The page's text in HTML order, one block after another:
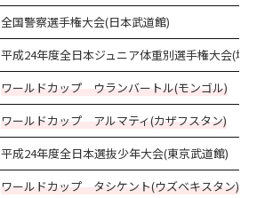
全国警察選手権大会(日本武道館)
平成24年度全日本ジュニア体重別選手権大会(埼
ワールドカップ ウランバートル(モンゴル)
ワールドカップ アルマティ(カザフスタン)
平成24年度全日本選抜少年大会(東京武道館)
ワールドカップ タシケント(ウズベキスタン)